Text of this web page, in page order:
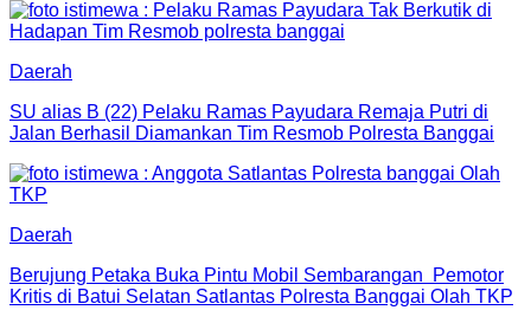
Daerah
SU alias B (22) Pelaku Ramas Payudara Remaja Putri di
Jalan Berhasil Diamankan Tim Resmob Polresta Banggai
Daerah
Berujung Petaka Buka Pintu Mobil Sembarangan Pemotor
Kritis di Batui Selatan Satlantas Polresta Banggai Olah TKP